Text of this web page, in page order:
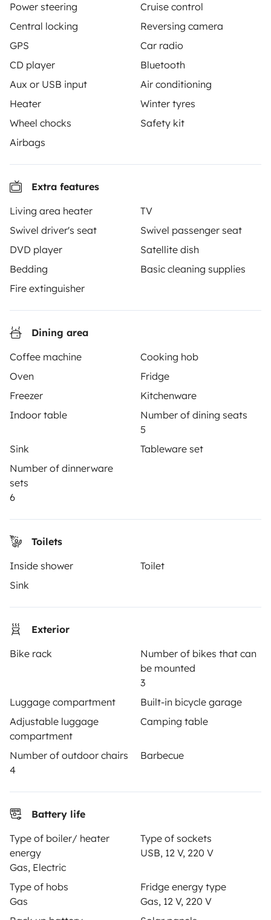
Power steering
Cruise control
Central locking
Reversing camera
GPS
Car radio
CD player
Bluetooth
Aux or USB input
Air conditioning
Heater
Winter tyres
Wheel chocks
Safety kit
Airbags
Extra features
Living area heater
TV
Swivel driver's seat
Swivel passenger seat
DVD player
Satellite dish
Bedding
Basic cleaning supplies
Fire extinguisher
Dining area
Coffee machine
Cooking hob
Oven
Fridge
Freezer
Kitchenware
Indoor table
Number of dining seats
5
Sink
Tableware set
Number of dinnerware
sets
6
Toilets
Inside shower
Toilet
Sink
Exterior
Bike rack
Number of bikes that can
be mounted
3
Luggage compartment
Built-in bicycle garage
Adjustable luggage
compartment
Camping table
Number of outdoor chairs
4
Barbecue
Battery life
Type of boiler/ heater
energy
Gas, Electric
Type of sockets
USB, 12 V, 220 V
Type of hobs
Gas
Fridge energy type
Gas, 12 V, 220 V
Similar vehicles near La Teste-de-Buch
There are no similar vehicles to this listing.
From
€120/day
Make booking request
together through a safe, trusted platform. Rent the
roadside assistance included. Connect, explore, and
make every journey unforgettable with Yescapa!
Instagram Facebook
TRAVELLERS
How it works
Hire a motorhome
Driving a motorhome for the first time
Reviews from our users
Rental Agreement
Insurance for hiring out
Breakdown assistance
Help Centre for owners
Secure third-party payment system
Pay in instalments